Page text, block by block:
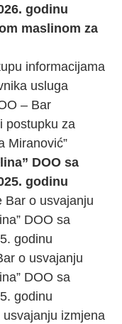
godinu
maslinom za
informacijama
usluga
– Bar
postupku za
Miranović”
DOO sa
godinu
Bar o usvajanju
DOO sa
godinu
o usvajanju
DOO sa
godinu
izmjena